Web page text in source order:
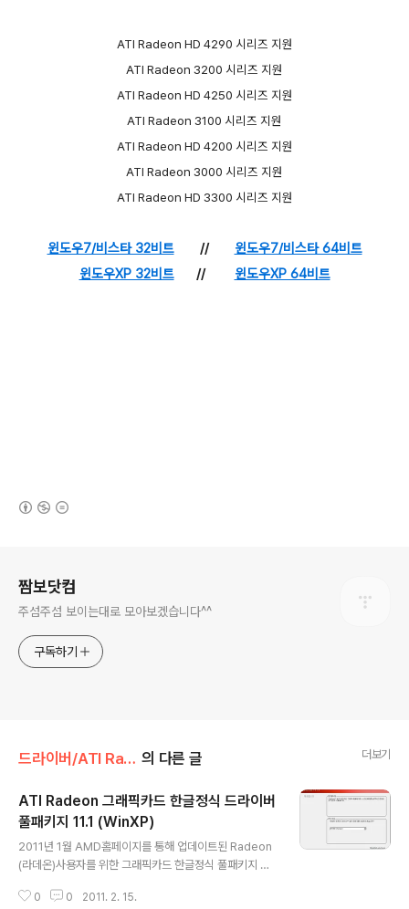
ATI Radeon HD 4290 시리즈 지원
ATI Radeon 3200 시리즈 지원
ATI Radeon HD 4250 시리즈 지원
ATI Radeon 3100 시리즈 지원
ATI Radeon HD 4200 시리즈 지원
ATI Radeon 3000 시리즈 지원
ATI Radeon HD 3300 시리즈 지원
윈도우7/비스타 32비트// 윈도우7/비스타 64비트
윈도우XP 32비트// 윈도우XP 64비트
짬보닷컴
주섬주섬 보이는대로 모아보겠습니다^^
구독하기
드라이버/ATI Radeon 의 다른 글 더보기
ATI Radeon 그래픽카드 한글정식 드라이버
풀패키지 11.1 (WinXP)
2011년 1월 AMD홈페이지를 통해 업데이트된 Radeon
(라데온)사용자를 위한 그래픽카드 한글정식 풀패키지 윈
그래픽카드 한글정식 드라이버 풀패키지 11.1(WinXP) 제
0 0 2011. 2. 15.